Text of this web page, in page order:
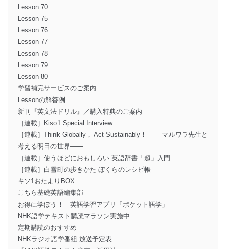
Lesson 70
Lesson 75
Lesson 76
Lesson 77
Lesson 78
Lesson 79
Lesson 80
学習補完サービスのご案内
Lessonの解答例
新刊『英文法ドリル』／購入特典のご案内
［連載］Kiso1 Special Interview
［連載］Think Globally， Act Sustainably！ ――マルワラ先生と
考える明日の世界――
［連載］使うほどにおもしろい 英語辞書「超」入門
［連載］白雪町の歩きかた ぼくらのレシピ帳
キソ1おたよりBOX
こちら基礎英語編集部
お得に学ぼう！ 英語学習アプリ「ポケット語学」
NHK語学テキスト購読マラソン実施中
定期購読のおすすめ
NHKラジオ語学番組 放送予定表